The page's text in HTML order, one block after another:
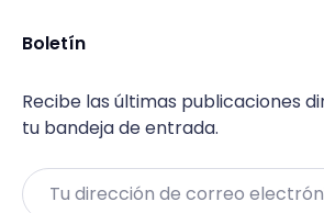
Boletín
Recibe las últimas publicaciones
tu bandeja de entrada.
Email